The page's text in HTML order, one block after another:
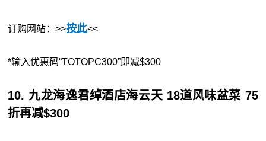
订购网站：>>按此<<
*输入优惠码“TOTOPC300”即减$300
10. 九龙海逸君绰酒店海云天 18道风味盆菜 75
折再减$300